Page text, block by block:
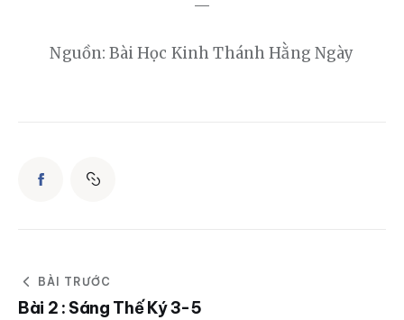
—
Nguồn: Bài Học Kinh Thánh Hằng Ngày
BÀI TRƯỚC
Bài 2 : Sáng Thế Ký 3-5